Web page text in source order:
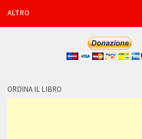
ALTRO
ORDINA IL LIBRO